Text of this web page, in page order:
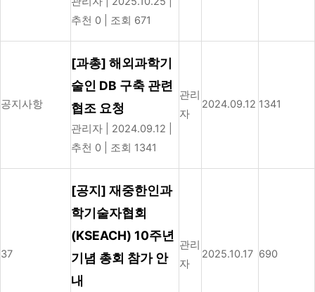
추천 0
조회 671
공지사항
[과총] 해외과학기
술인 DB 구축 관련
협조 요청
관리자 2024.09.12
추천 0
조회 1341
관리
자
2024.09.12 1341
37
[공지] 재중한인과
학기술자협회
(KSEACH) 10주년
기념 총회 참가 안
내
관리
자
2025.10.17 690